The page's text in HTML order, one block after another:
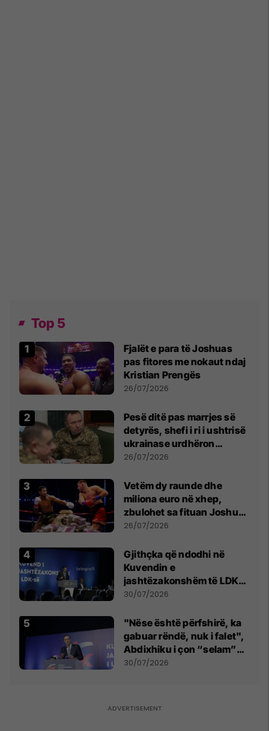
Top 5
Fjalët e para të Joshuas
pas fitores me nokaut ndaj
Kristian Prengës
26/07/2026
Pesë ditë pas marrjes së
detyrës, shefi i ri i ushtrisë
ukrainase urdhëron
kontroll të madh
26/07/2026
Vetëm dy raunde dhe
miliona euro në xhep,
zbulohet sa fituan Joshua
e Prenga
26/07/2026
Gjithçka që ndodhi në
Kuvendin e
jashtëzakonshëm të LDK-
së
30/07/2026
"Nëse është përfshirë, ka
gabuar rëndë, nuk i falet",
Abdixhiku i çon “selam”
Përparim Ramës
30/07/2026